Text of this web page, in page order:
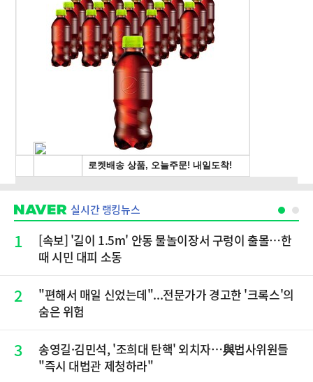
실시간 랭킹뉴스
1
[속보] '길이 1.5m' 안동 물놀이장서 구렁이 출몰…한
때 시민 대피 소동
2
"편해서 매일 신었는데"...전문가가 경고한 '크록스'의
숨은 위험
3
송영길·김민석, '조희대 탄핵' 외치자…與법사위원들
"즉시 대법관 제청하라"